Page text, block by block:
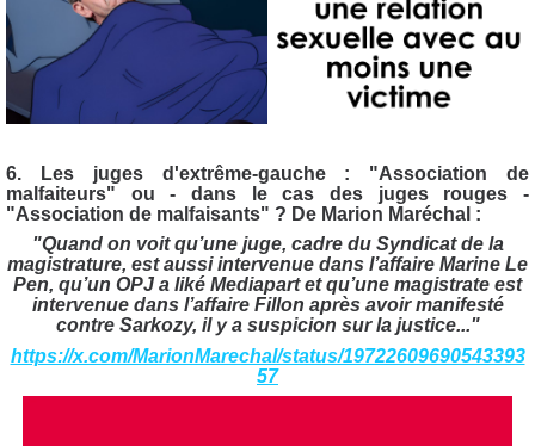
6. Les juges d'extrême-gauche : "Association de
malfaiteurs" ou - dans le cas des juges rouges -
"Association de malfaisants" ? De Marion Maréchal :
"Quand on voit qu’une juge, cadre du Syndicat de la
magistrature, est aussi intervenue dans l’affaire Marine Le
Pen, qu’un OPJ a liké Mediapart et qu’une magistrate est
intervenue dans l’affaire Fillon après avoir manifesté
contre Sarkozy, il y a suspicion sur la justice..."
https://x.com/MarionMarechal/status/19722609690543393
57